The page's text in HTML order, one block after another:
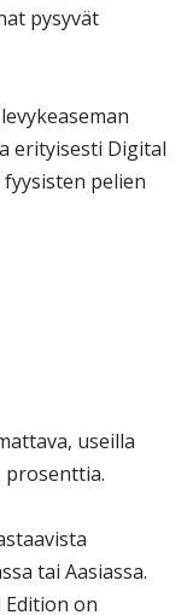
pysyvät
erityisesti Digital
pelien
useilla
prosenttia.
tai Aasiassa.
Edition on